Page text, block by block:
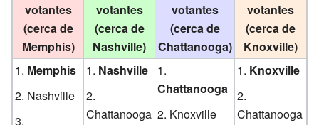
votantes
(cerca de
Memphis)
votantes
(cerca de
Nashville)
votantes
(cerca de
Chattanooga)
votantes
(cerca de
Knoxville)
Memphis
Nashville
Nashville
Chattanooga
Chattanooga
Knoxville
Knoxville
Chattanooga